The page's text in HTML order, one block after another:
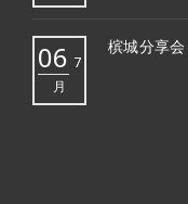
06 7
月
槟城分享